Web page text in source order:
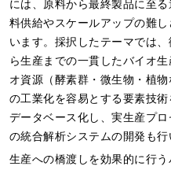
には、原料から最終製品に至
料供給やスケールアップの難
います。採択したテーマでは
ら生産までの一貫したバイオ
オ資源（酵素群・微生物・植
の工業化を容易とする要素技
データベース化し、実生産プ
の統合解析システムの開発も
生産への橋渡しを効果的に行